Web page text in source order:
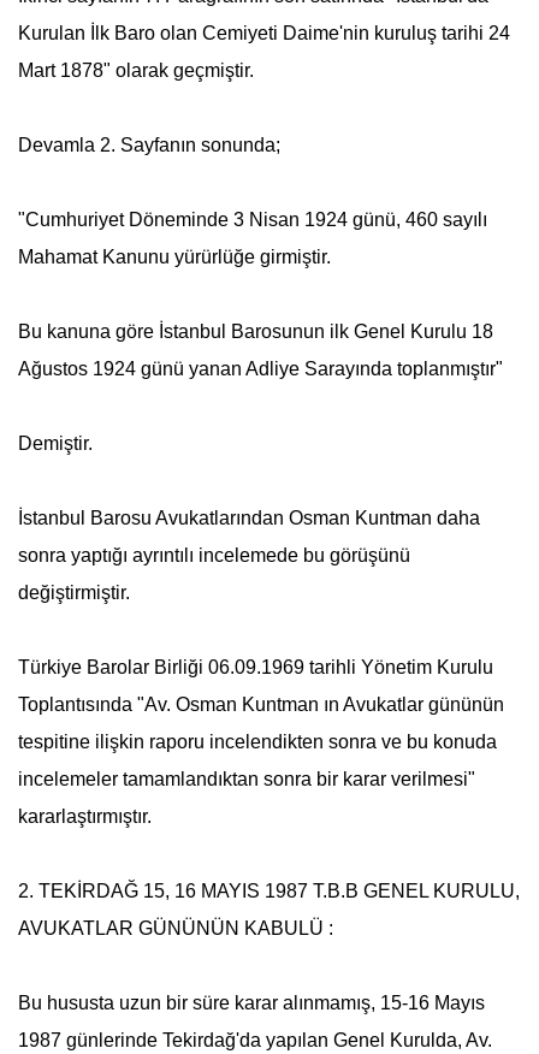
Kurulan İlk Baro olan Cemiyeti Daime'nin kuruluş tarihi 24
Mart 1878" olarak geçmiştir.
Devamla 2. Sayfanın sonunda;
"Cumhuriyet Döneminde 3 Nisan 1924 günü, 460 sayılı
Mahamat Kanunu yürürlüğe girmiştir.
Bu kanuna göre İstanbul Barosunun ilk Genel Kurulu 18
Ağustos 1924 günü yanan Adliye Sarayında toplanmıştır"
Demiştir.
İstanbul Barosu Avukatlarından Osman Kuntman daha
sonra yaptığı ayrıntılı incelemede bu görüşünü
değiştirmiştir.
Türkiye Barolar Birliği 06.09.1969 tarihli Yönetim Kurulu
Toplantısında "Av. Osman Kuntman ın Avukatlar gününün
tespitine ilişkin raporu incelendikten sonra ve bu konuda
incelemeler tamamlandıktan sonra bir karar verilmesi"
kararlaştırmıştır.
2. TEKİRDAĞ 15, 16 MAYIS 1987 T.B.B GENEL KURULU,
AVUKATLAR GÜNÜNÜN KABULÜ :
Bu hususta uzun bir süre karar alınmamış, 15-16 Mayıs
1987 günlerinde Tekirdağ'da yapılan Genel Kurulda, Av.